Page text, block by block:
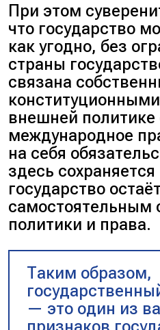
При этом
что государство
как угодно, без
страны
связана
внешней политике
международное
на себя
здесь сохраняется
государство
самостоятельным
политики и права.
Таким образом,
— это один из